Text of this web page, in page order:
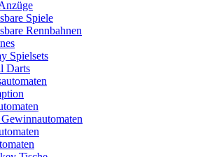
Spiele
Rennbahnen
Spielsets
Darts